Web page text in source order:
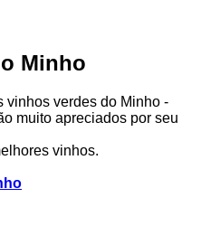
Minho
vinhos verdes do Minho -
muito apreciados por seu
vinhos.